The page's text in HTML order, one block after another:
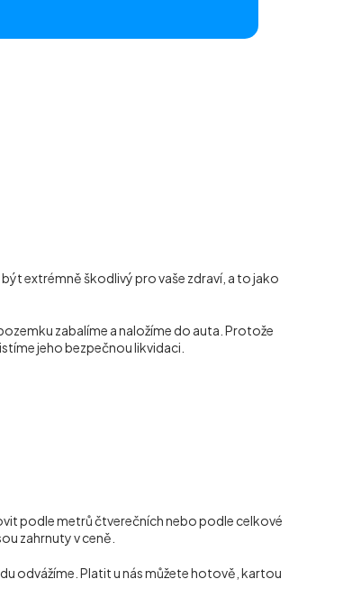
extrémně škodlivý pro vaše zdraví, a to jako
zabalíme a naložíme do auta. Protože
jeho bezpečnou likvidaci.
podle metrů čtverečních nebo podle celkové
zahrnuty v ceně.
odvážíme. Platit u nás můžete hotově, kartou